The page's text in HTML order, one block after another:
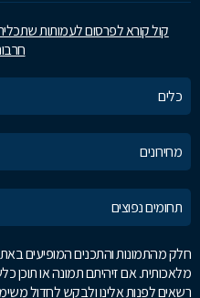
קול קורא לפרסום לעמותות
כלים
מחירונים
תחומים נפוצים
חלק מהתמונות והתכנים המופיעים
מלאכותית. אם זיהיתם תמונה או תוכן
רשאים לפנות אלינו ולבקש לחדול